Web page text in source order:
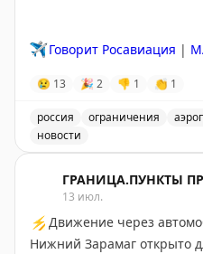
✈️ Говорит Росавиация |
😢 13 🎉 2 👎 1 👏 1
россия ограничения
новости
ГРАНИЦА.ПУНКТЫ
13 июл.
⚡ Движение через
Нижний Зарамаг открыто